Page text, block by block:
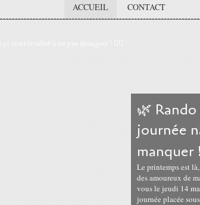
ACCUEIL CONTACT
🌿
journée
manquer
Le printemps est
des amoureux de
vous le jeudi 14
journée placée